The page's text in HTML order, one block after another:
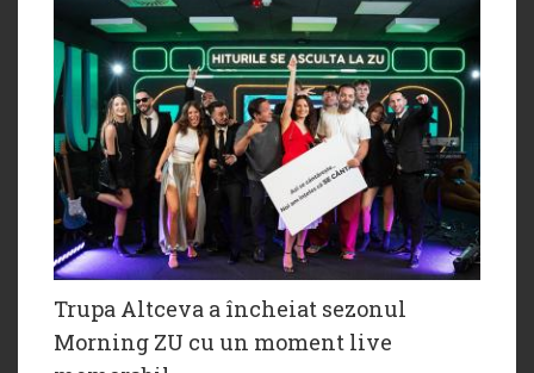
Trupa Altceva a încheiat sezonul
Morning ZU cu un moment live